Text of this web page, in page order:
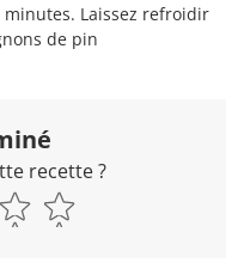
Laissez refroidir
de pin
recette ?